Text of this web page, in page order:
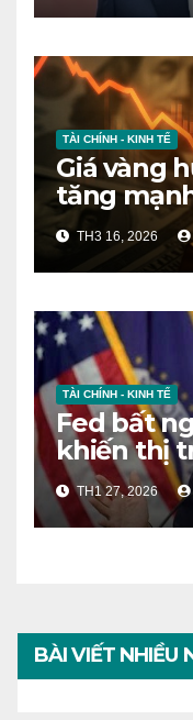
TÀI CHÍNH - KINH TẾ
Giá vàng
tăng
tín hiệu
TH3 16, 2026
TÀI CHÍNH - KINH TẾ
Fed bất
khiến thị
bán tháo
TH1 27, 2026
BÀI VIẾT NHIỀU